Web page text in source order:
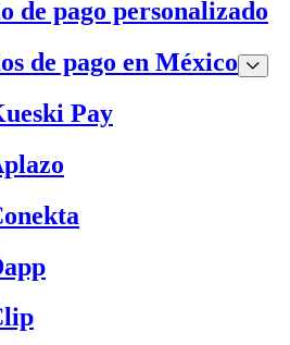
de pago personalizado
de pago en México
Pay